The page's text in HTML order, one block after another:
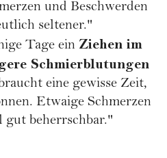
und Beschwerden
seltener."
Tage ein Ziehen im
Schmierblutungen
eine gewisse Zeit,
Etwaige Schmerzen
beherrschbar."